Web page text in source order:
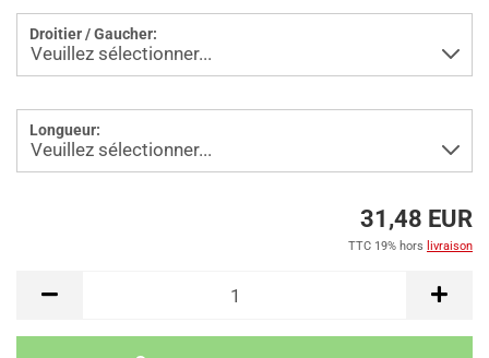
Droitier / Gaucher:
Longueur:
31,48 EUR
TTC 19% hors livraison